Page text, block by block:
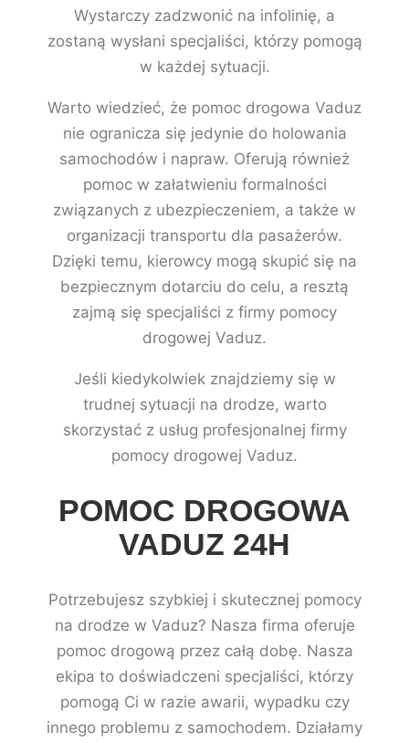
Wystarczy zadzwonić na infolinię, a
zostaną wysłani specjaliści, którzy pomogą
w każdej sytuacji.
Warto wiedzieć, że pomoc drogowa Vaduz
nie ogranicza się jedynie do holowania
samochodów i napraw. Oferują również
pomoc w załatwieniu formalności
związanych z ubezpieczeniem, a także w
organizacji transportu dla pasażerów.
Dzięki temu, kierowcy mogą skupić się na
bezpiecznym dotarciu do celu, a resztą
zajmą się specjaliści z firmy pomocy
drogowej Vaduz.
Jeśli kiedykolwiek znajdziemy się w
trudnej sytuacji na drodze, warto
skorzystać z usług profesjonalnej firmy
pomocy drogowej Vaduz.
POMOC DROGOWA
VADUZ 24H
Potrzebujesz szybkiej i skutecznej pomocy
na drodze w Vaduz? Nasza firma oferuje
pomoc drogową przez całą dobę. Nasza
ekipa to doświadczeni specjaliści, którzy
pomogą Ci w razie awarii, wypadku czy
innego problemu z samochodem. Działamy